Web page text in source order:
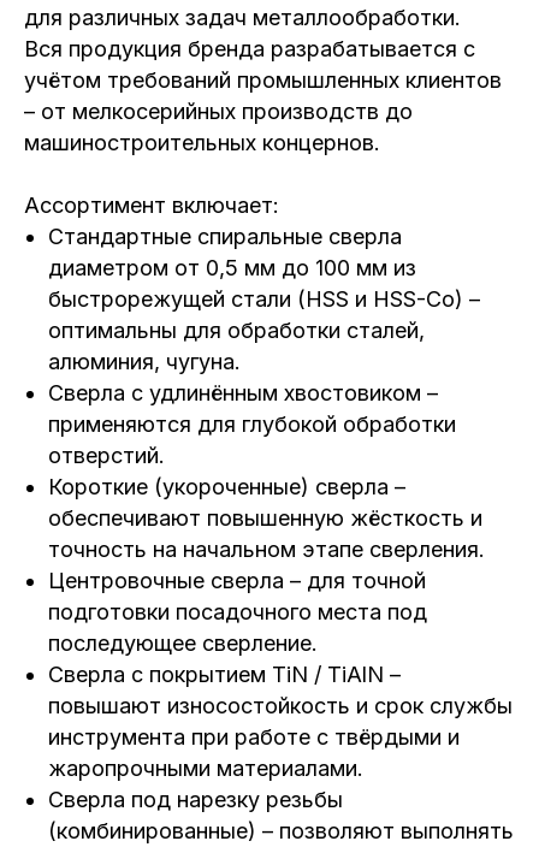
для различных задач металлообработки.
Вся продукция бренда разрабатывается с
учётом требований промышленных клиентов
– от мелкосерийных производств до
машиностроительных концернов.
Ассортимент включает:
Стандартные спиральные сверла
диаметром от 0,5 мм до 100 мм из
быстрорежущей стали (HSS и HSS-Co) –
оптимальны для обработки сталей,
алюминия, чугуна.
Сверла с удлинённым хвостовиком –
применяются для глубокой обработки
отверстий.
Короткие (укороченные) сверла –
обеспечивают повышенную жёсткость и
точность на начальном этапе сверления.
Центровочные сверла – для точной
подготовки посадочного места под
последующее сверление.
Сверла с покрытием TiN / TiAlN –
повышают износостойкость и срок службы
инструмента при работе с твёрдыми и
жаропрочными материалами.
Сверла под нарезку резьбы
(комбинированные) – позволяют выполнять